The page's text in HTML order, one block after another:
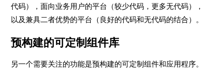
代码），面向业务用户的平台（较少代码，更多无代码），
以及兼具二者优势的平台（良好的代码和无代码的结合）。
预构建的可定制组件库
另一个需要关注的功能是预构建的可定制组件和应用程序。